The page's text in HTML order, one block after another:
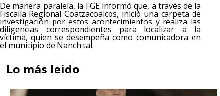
De manera paralela, la FGE informó que, a través de la
Fiscalía Regional Coatzacoalcos, inició una carpeta de
investigación por estos acontecimientos y realiza las
diligencias correspondientes para localizar a la
víctima, quien se desempeña como comunicadora en
el municipio de Nanchital.
Lo más leido